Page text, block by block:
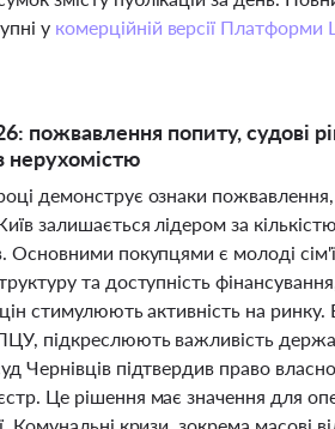
у комерційній версії Платформи
пожвавлення попиту, судові
нерухомістю
демонструє ознаки
залишається лідером за
Основними покупцями є молоді
та доступність
стимулюють активність на
підкреслюють важливість
Чернівців підтвердив право
Це рішення має значення для